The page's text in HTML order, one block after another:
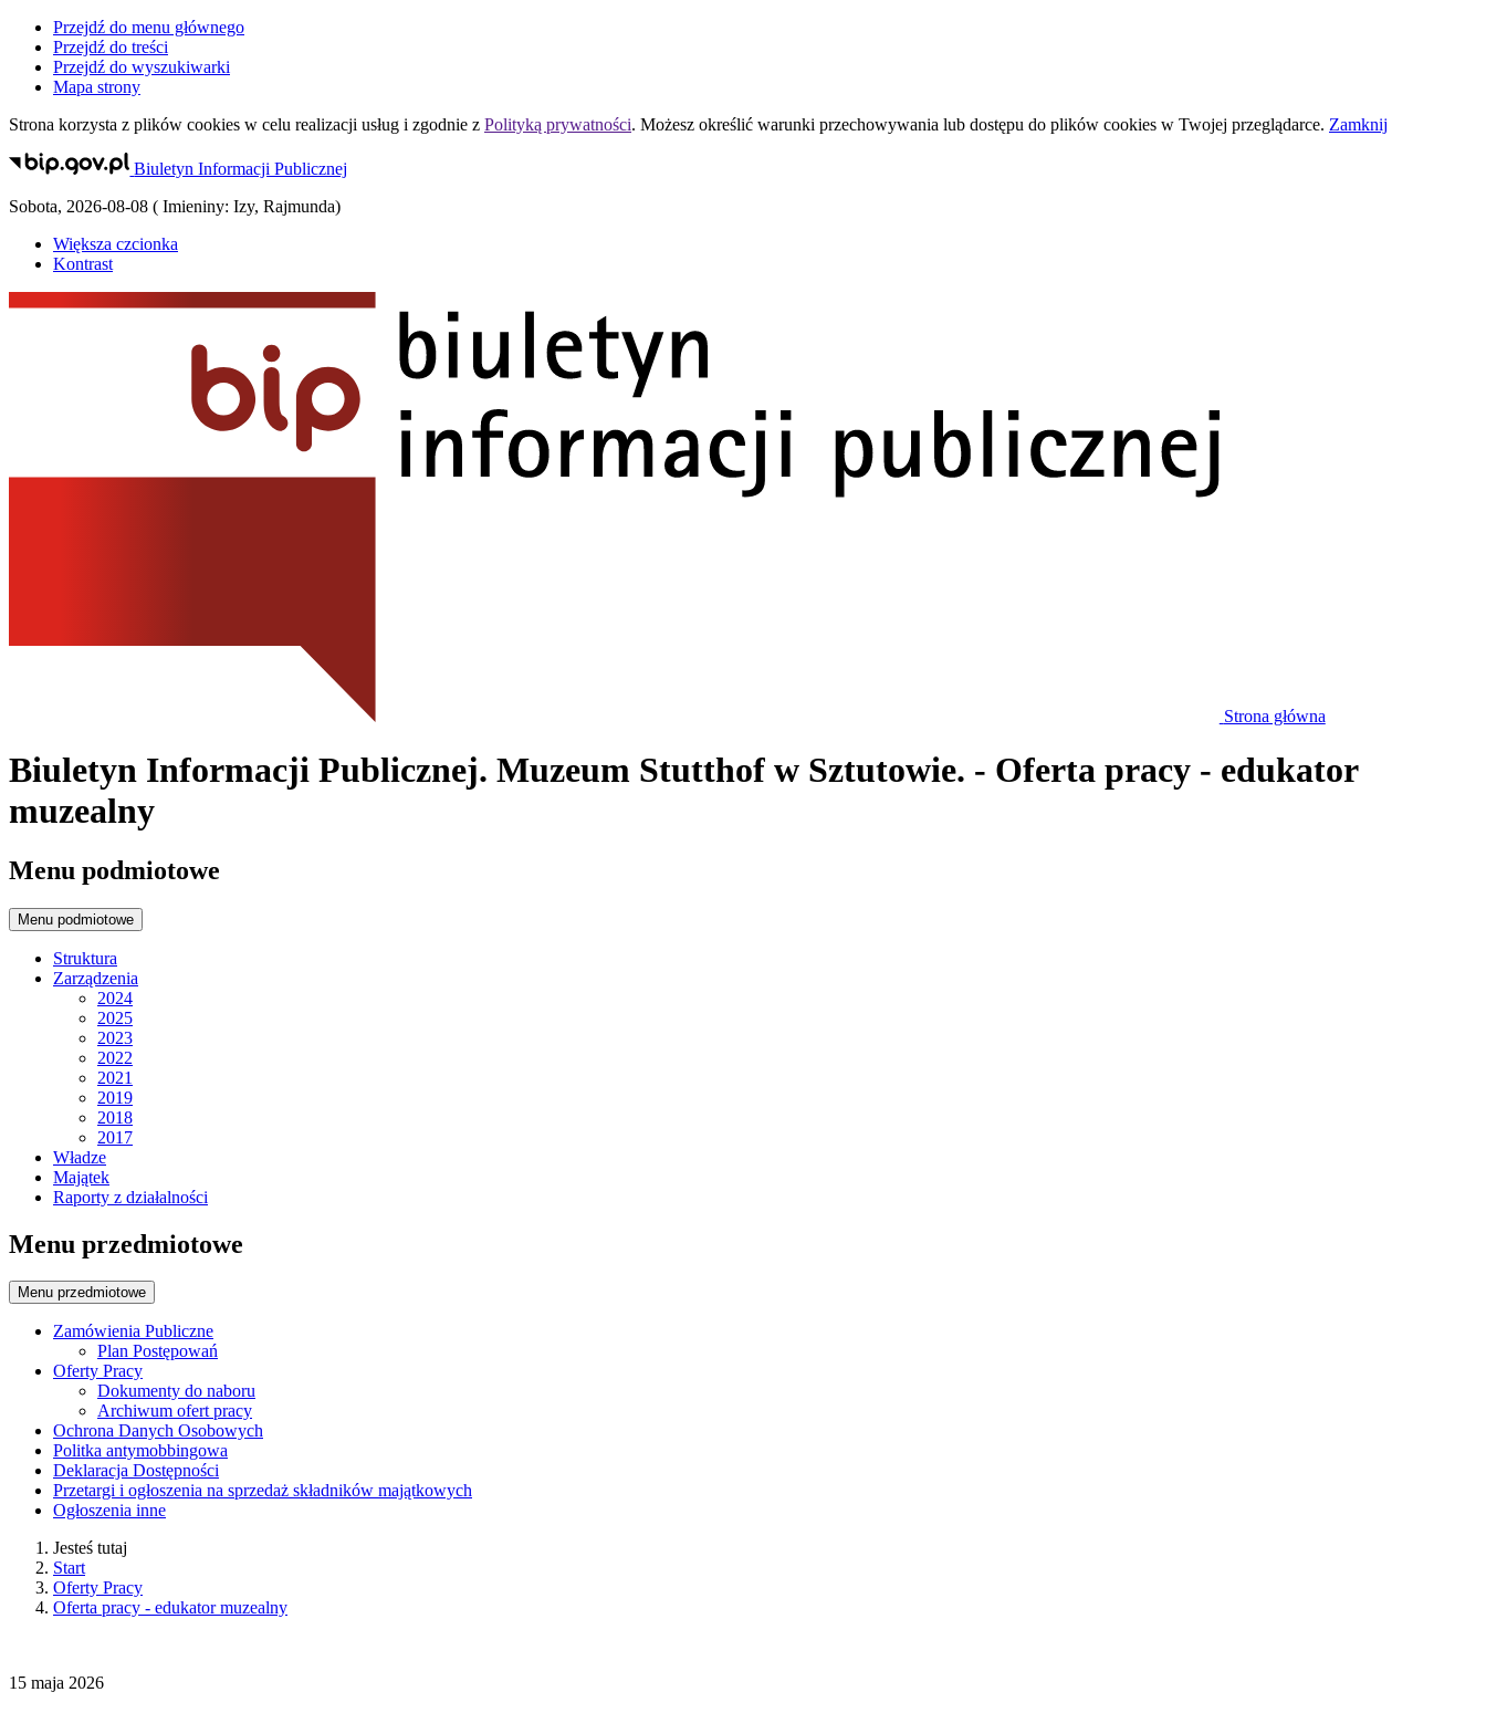
Przejdź do menu głównego
Przejdź do treści
Przejdź do wyszukiwarki
Mapa strony
Strona korzysta z plików cookies w celu realizacji usług i zgodnie z Polityką prywatności. Możesz określić warunki przechowywania lub dostępu do plików cookies w Twojej przeglądarce. Zamknij
Biuletyn Informacji Publicznej
Sobota, 2026-08-08 ( Imieniny: Izy, Rajmunda)
Większa czcionka
Kontrast
Strona główna
Biuletyn Informacji Publicznej. Muzeum Stutthof w Sztutowie. - Oferta pracy - edukator
muzealny
Menu podmiotowe
Menu podmiotowe
Struktura
Zarządzenia
2024
2025
2023
2022
2021
2019
2018
2017
Władze
Majątek
Raporty z działalności
Menu przedmiotowe
Menu przedmiotowe
Zamówienia Publiczne
Plan Postępowań
Oferty Pracy
Dokumenty do naboru
Archiwum ofert pracy
Ochrona Danych Osobowych
Politka antymobbingowa
Deklaracja Dostępności
Przetargi i ogłoszenia na sprzedaż składników majątkowych
Ogłoszenia inne
Jesteś tutaj
Start
Oferty Pracy
Oferta pracy - edukator muzealny
15 maja 2026